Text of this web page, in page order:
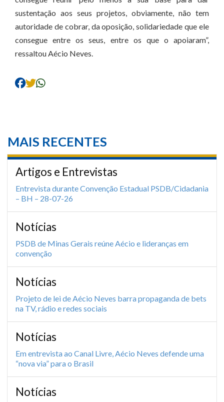
sustentação aos seus projetos, obviamente, não tem
autoridade de cobrar, da oposição, solidariedade que ele
consegue entre os seus, entre os que o apoiaram”,
ressaltou Aécio Neves.
MAIS RECENTES
Artigos e Entrevistas
Entrevista durante Convenção Estadual PSDB/Cidadania
– BH – 28-07-26
Notícias
PSDB de Minas Gerais reúne Aécio e lideranças em
convenção
Notícias
Projeto de lei de Aécio Neves barra propaganda de bets
na TV, rádio e redes sociais
Notícias
Em entrevista ao Canal Livre, Aécio Neves defende uma
“nova via” para o Brasil
Notícias